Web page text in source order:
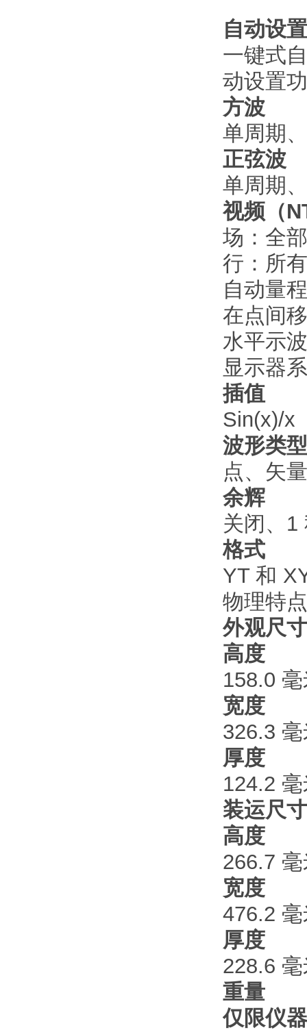
自动设
一键式
动设置
方波
单周期
正弦波
单周期
视频（
场：全
行：所
自动量程
在点间
水平示
显示器
插值
Sin(x)/x
波形类型
点、矢量
余辉
关闭、1
格式
YT 和
物理特点
外观尺寸
高度
158.0
宽度
326.3
厚度
124.2
装运尺寸
高度
266.7
宽度
476.2
厚度
228.6
重量
仅限仪器